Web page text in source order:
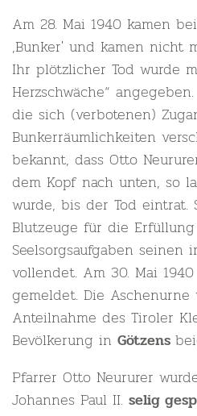
Am 28. Mai 1940 kamen
,Bunker' und kamen nicht
Ihr plötzlicher Tod wurde
Herzschwäche“
die sich (verbotenen)
Bunkerräumlichkeiten
bekannt, dass Otto
dem Kopf nach unten, so
wurde, bis der Tod eintrat.
Blutzeuge für die
Seelsorgsaufgaben seinen
vollendet. Am 30. Mai
gemeldet. Die
Anteilnahme des Tiroler
Bevölkerung in Götzens
Pfarrer Otto Neururer
Johannes Paul II. selig